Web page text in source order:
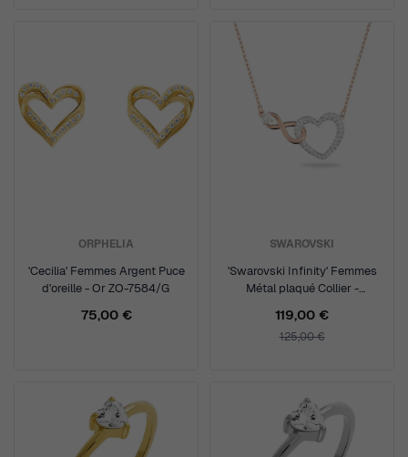
ORPHELIA
'Cecilia' Femmes Argent Puce
d'oreille - Or ZO-7584/G
75,00 €
SWAROVSKI
'Swarovski Infinity' Femmes
Métal plaqué Collier -
119,00 €
125,00 €